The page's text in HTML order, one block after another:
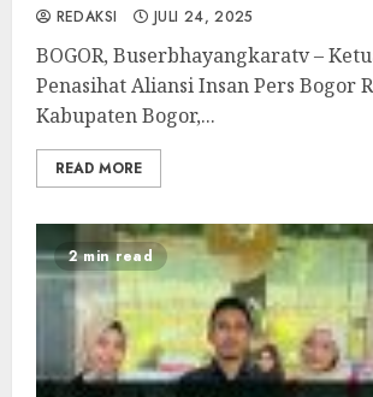
REDAKSI JULI 24, 2025
‎BOGOR, Buserbhayangkaratv –
Penasihat Aliansi Insan Pers Bogor
Kabupaten Bogor,...
READ MORE
2 min read